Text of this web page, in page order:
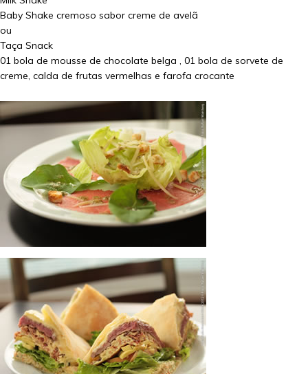
Baby Shake cremoso sabor creme de avelã
ou
Taça Snack
01 bola de mousse de chocolate belga , 01 bola de sorvete de
creme, calda de frutas vermelhas e farofa crocante